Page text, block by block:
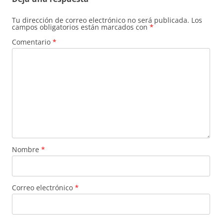
Tu dirección de correo electrónico no será publicada. Los
campos obligatorios están marcados con *
Comentario *
Nombre *
Correo electrónico *